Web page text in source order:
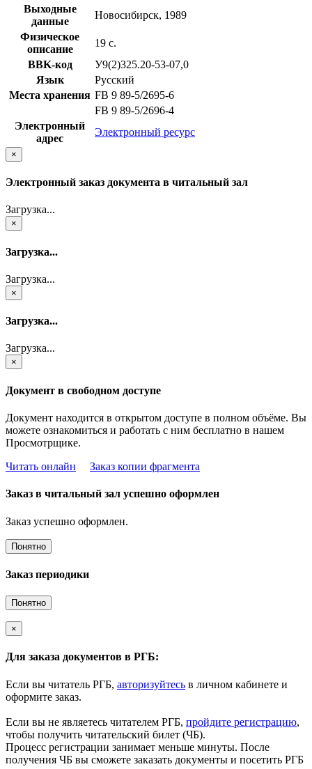
Выходные
данные
Новосибирск, 1989
Физическое
описание
19 с.
BBK-код
У9(2)325.20-53-07,0
Язык
Русский
Места хранения FB 9 89-5/2695-6
FB 9 89-5/2696-4
Электронный
адрес
Электронный ресурс
×
Электронный заказ документа в читальный зал
Загрузка...
×
Загрузка...
Загрузка...
×
Загрузка...
Загрузка...
×
Документ в свободном доступе
Документ находится в открытом доступе в полном объёме. Вы
можете ознакомиться и работать с ним бесплатно в нашем
Просмотрщике.
Читать онлайн
Заказ копии фрагмента
Заказ в читальный зал успешно оформлен
Заказ успешно оформлен.
Понятно
Заказ периодики
Понятно
×
Для заказа документов в РГБ:
Если вы читатель РГБ, авторизуйтесь в личном кабинете и
оформите заказ.
Если вы не являетесь читателем РГБ, пройдите регистрацию,
чтобы получить читательский билет (ЧБ).
Процесс регистрации занимает меньше минуты. После
получения ЧБ вы сможете заказать документы и посетить РГБ